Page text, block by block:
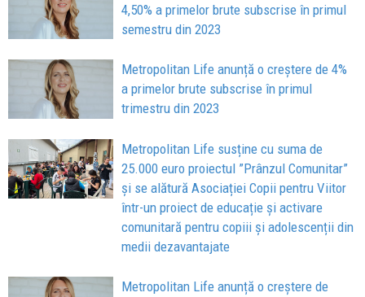
4,50% a primelor brute subscrise în primul
semestru din 2023
Metropolitan Life anunță o creștere de 4%
a primelor brute subscrise în primul
trimestru din 2023
Metropolitan Life susține cu suma de
25.000 euro proiectul ”Prânzul Comunitar”
și se alătură Asociației Copii pentru Viitor
într-un proiect de educație și activare
comunitară pentru copiii și adolescenții din
medii dezavantajate
Metropolitan Life anunță o creștere de